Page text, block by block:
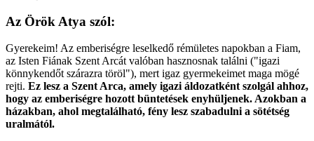
Az Örök Atya szól:
Gyerekeim! Az emberiségre leselkedő rémületes napokban a Fiam,
az Isten Fiának Szent Arcát valóban hasznosnak találni ("igazi
könnykendőt szárazra töröl"), mert igaz gyermekeimet maga mögé
rejti. Ez lesz a Szent Arca, amely igazi áldozatként szolgál ahhoz,
hogy az emberiségre hozott büntetések enyhüljenek. Azokban a
házakban, ahol megtalálható, fény lesz szabadulni a sötétség
uralmától.